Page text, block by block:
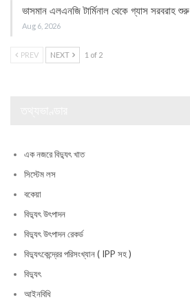
ভাসমান এলএনজি টার্মিনাল থেকে গ্যাস সরবরাহ শুরু
Aug 6, 2026
PREV NEXT 1 of 2
এক নজরে বিদ্যুৎ খাত
সিস্টেম লস
বকেয়া
বিদ্যুৎ উৎপাদন
বিদ্যুৎ উৎপাদন রেকর্ড
বিদ্যুৎকেন্দ্রের পরিসংখ্যান ( IPP সহ )
বিদ্যুৎ
আইনবিধি